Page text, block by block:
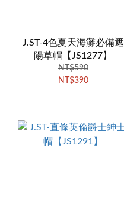
J.ST-4色夏天海灘必備遮
陽草帽【JS1277】
NT$590
NT$390